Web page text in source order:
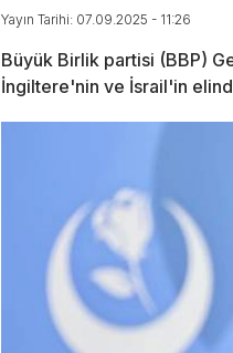
Yayın Tarihi: 07.09.2025 - 11:26
Büyük Birlik partisi (BBP)
İngiltere'nin ve İsrail'in